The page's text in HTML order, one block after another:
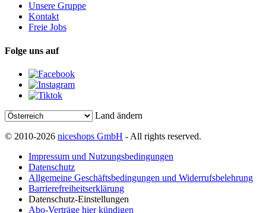
Unsere Gruppe
Kontakt
Freie Jobs
Folge uns auf
Land ändern
© 2010-2026 niceshops GmbH - All rights reserved.
Impressum und Nutzungsbedingungen
Datenschutz
Allgemeine Geschäftsbedingungen und Widerrufsbelehrung
Barrierefreiheitserklärung
Datenschutz-Einstellungen
Abo-Verträge hier kündigen